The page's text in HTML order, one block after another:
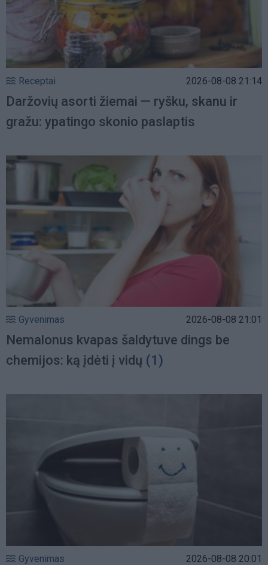
Receptai 2026-08-08 21:14
Daržovių asorti žiemai — ryšku, skanu ir
gražu: ypatingo skonio paslaptis
Gyvenimas 2026-08-08 21:01
Nemalonus kvapas šaldytuve dings be
chemijos: ką įdėti į vidų (1)
Gyvenimas 2026-08-08 20:01